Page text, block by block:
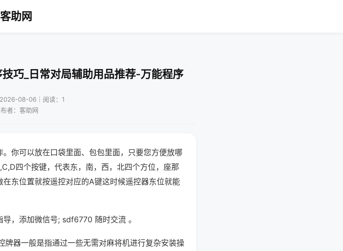
客助网
巧_日常对局辅助用品推荐-万能程序
08-06｜阅读：1
者：客助网
你可以放在口袋里面、包包里面，只要您方便放哪
四个按键，代表东，南，西，北四个方位，座那
东位置就按遥控对应的A键这时候遥控器东位就能
，添加微信号; sdf6770 随时交流 。
牌器一般是指通过一些无需对麻将机进行复杂安装操